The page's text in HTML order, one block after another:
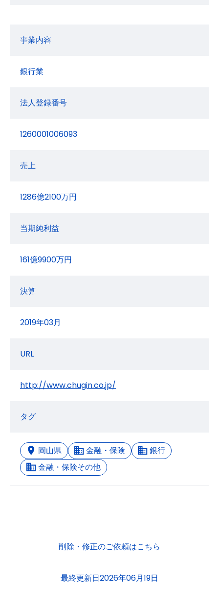
事業内容
銀行業
法人登録番号
1260001006093
売上
1286億2100万円
当期純利益
161億9900万円
決算
2019年03月
URL
http://www.chugin.co.jp/
タグ
岡山県 金融・保険
銀行
金融・保険その他
削除・修正のご依頼はこちら
最終更新日2026年06月19日